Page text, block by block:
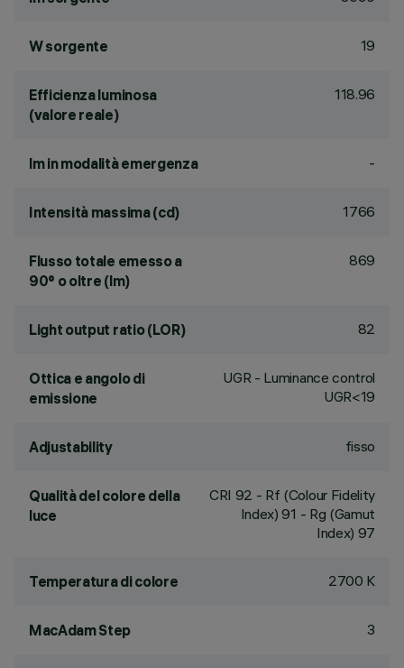
W sorgente 19
Efficienza luminosa
(valore reale)
118.96
lm in modalità emergenza -
Intensità massima (cd) 1766
Flusso totale emesso a
90° o oltre (lm)
869
Light output ratio (LOR) 82
Ottica e angolo di
emissione
UGR - Luminance control
UGR<19
Adjustability fisso
Qualità del colore della
luce
CRI 92 - Rf (Colour Fidelity
Index) 91 - Rg (Gamut
Index) 97
Temperatura di colore 2700 K
MacAdam Step 3